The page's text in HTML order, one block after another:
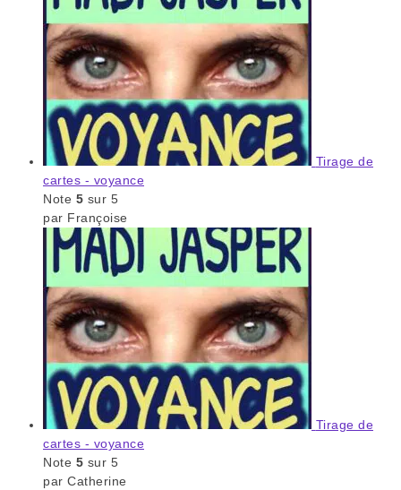
Tirage de
cartes - voyance
Note 5 sur 5
par Françoise
Tirage de
cartes - voyance
Note 5 sur 5
par Catherine